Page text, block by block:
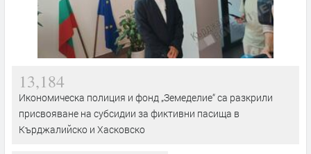
13,184
Икономическа полиция и фонд „Земеделие“ са разкрили
присвояване на субсидии за фиктивни пасища в
Кърджалийско и Хасковско